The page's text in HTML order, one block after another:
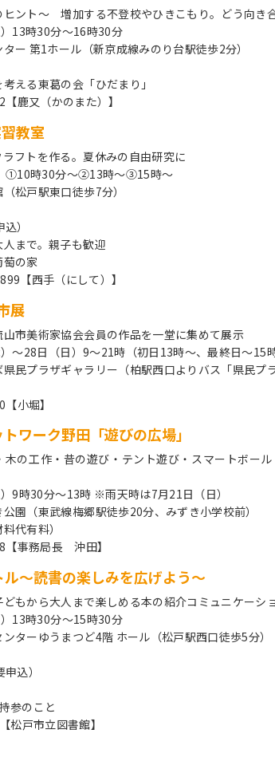
ント～ 増加する不登校やひきこもり。どう向き
13時30分～16時30分
ー 第1ホール（新京成線みのり台駅徒歩2分）
える東葛の会「ひだまり」
鹿又（かのまた）】
教室
フトを作る。夏休みの自由研究に
①10時30分～②13時～③15時～
松戸駅東口徒歩7分）
）
まで。親子も歓迎
の家
【西手（にして）】
展
市美術家協会会員の作品を一堂に集めて展示
～28日（日）9～21時（初日13時～、最終日～15
民プラザギャラリー（柏駅西口よりバス「県民プ
小堀】
ワーク野田「遊びの広場」
木の工作・昔の遊び・テント遊び・スマートボー
9時30分～13時 ※雨天時は7月21日（日）
園（東武線梅郷駅徒歩20分、みずき小学校前）
代有料）
事務局長 沖田】
～読書の楽しみを広げよう～
もから大人まで楽しめる本の紹介コミュニケーシ
13時30分～15時30分
ターゆうまつど4階 ホール（松戸駅西口徒歩5分）
込）
参のこと
松戸市立図書館】